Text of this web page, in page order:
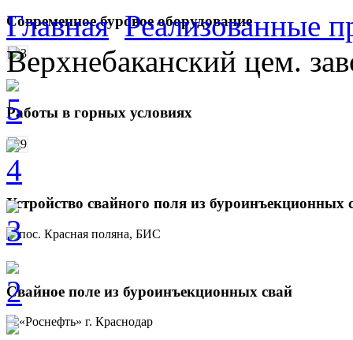
Современное буровое оборудование
Работы в горных условиях
Устройство свайного поля из буроинъекционных
Свайное поле из буроинъекционных свай
Главная Реализованные
Верхнебаканский цем.